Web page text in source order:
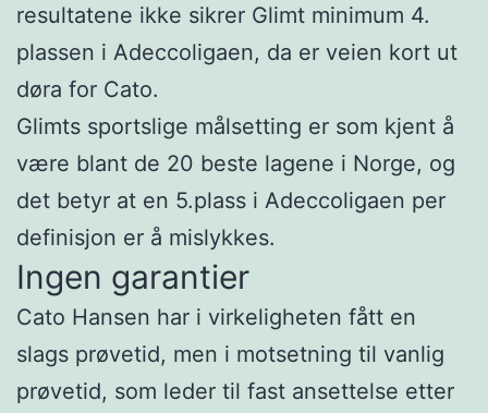
resultatene ikke sikrer Glimt minimum 4.
plassen i Adeccoligaen, da er veien kort ut
døra for Cato.
Glimts sportslige målsetting er som kjent å
være blant de 20 beste lagene i Norge, og
det betyr at en 5.plass i Adeccoligaen per
definisjon er å mislykkes.
Ingen garantier
Cato Hansen har i virkeligheten fått en
slags prøvetid, men i motsetning til vanlig
prøvetid, som leder til fast ansettelse etter